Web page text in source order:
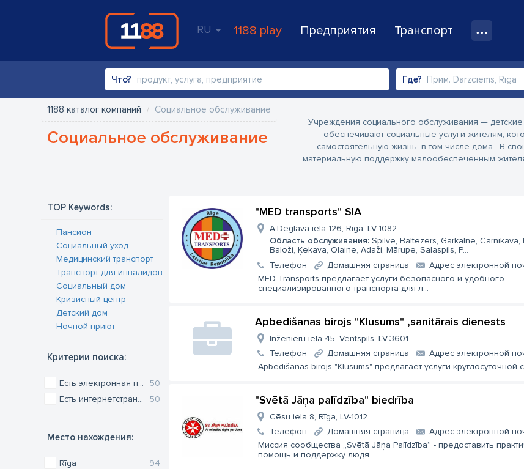
RU 1188 play Предприятия Транспорт
Что? Где?
1188 каталог компаний Социальное обслуживание
Социальное обслуживание
Учреждения социального обслуживания —
обеспечивают социальные услуги жителям,
самостоятельную жизнь, в том числе дома. В
материальную поддержку малообеспеченным
TOP Keywords:
Пансион
Социальный уход
Медицинский транспорт
Транспорт для инвалидов
Социальный дом
Кризисный центр
Детский дом
Ночной приют
Критерии поиска:
50
Есть электронная почта
50
Есть интернетстраница
Место нахождения:
94
Rīga
"MED transports" SIA
A.Deglava iela 126, Rīga, LV-1082
Область обслуживания: Spilve, Baltezers, Garkalne, Carnikava,
Baloži, Ķekava, Olaine, Ādaži, Mārupe, Salaspils, P...
Телефон
Домашняя страница
Aдрес электронной
MED Transports предлагает услуги безопасного и удобного
специализированного транспорта для л...
Apbedišanas birojs "Klusums" ,sanitārais dienests
Inženieru iela 45, Ventspils, LV-3601
Телефон
Домашняя страница
Aдрес электронной
Apbedišanas birojs "Klusums" предлагает услуги круглосуточной
"Svētā Jāņa palīdzība" biedrība
Cēsu iela 8, Rīga, LV-1012
Телефон
Домашняя страница
Aдрес электронной
Миссия сообщества „Svētā Jāņa Palīdzība” - предоставить
помощь и поддержку людя...